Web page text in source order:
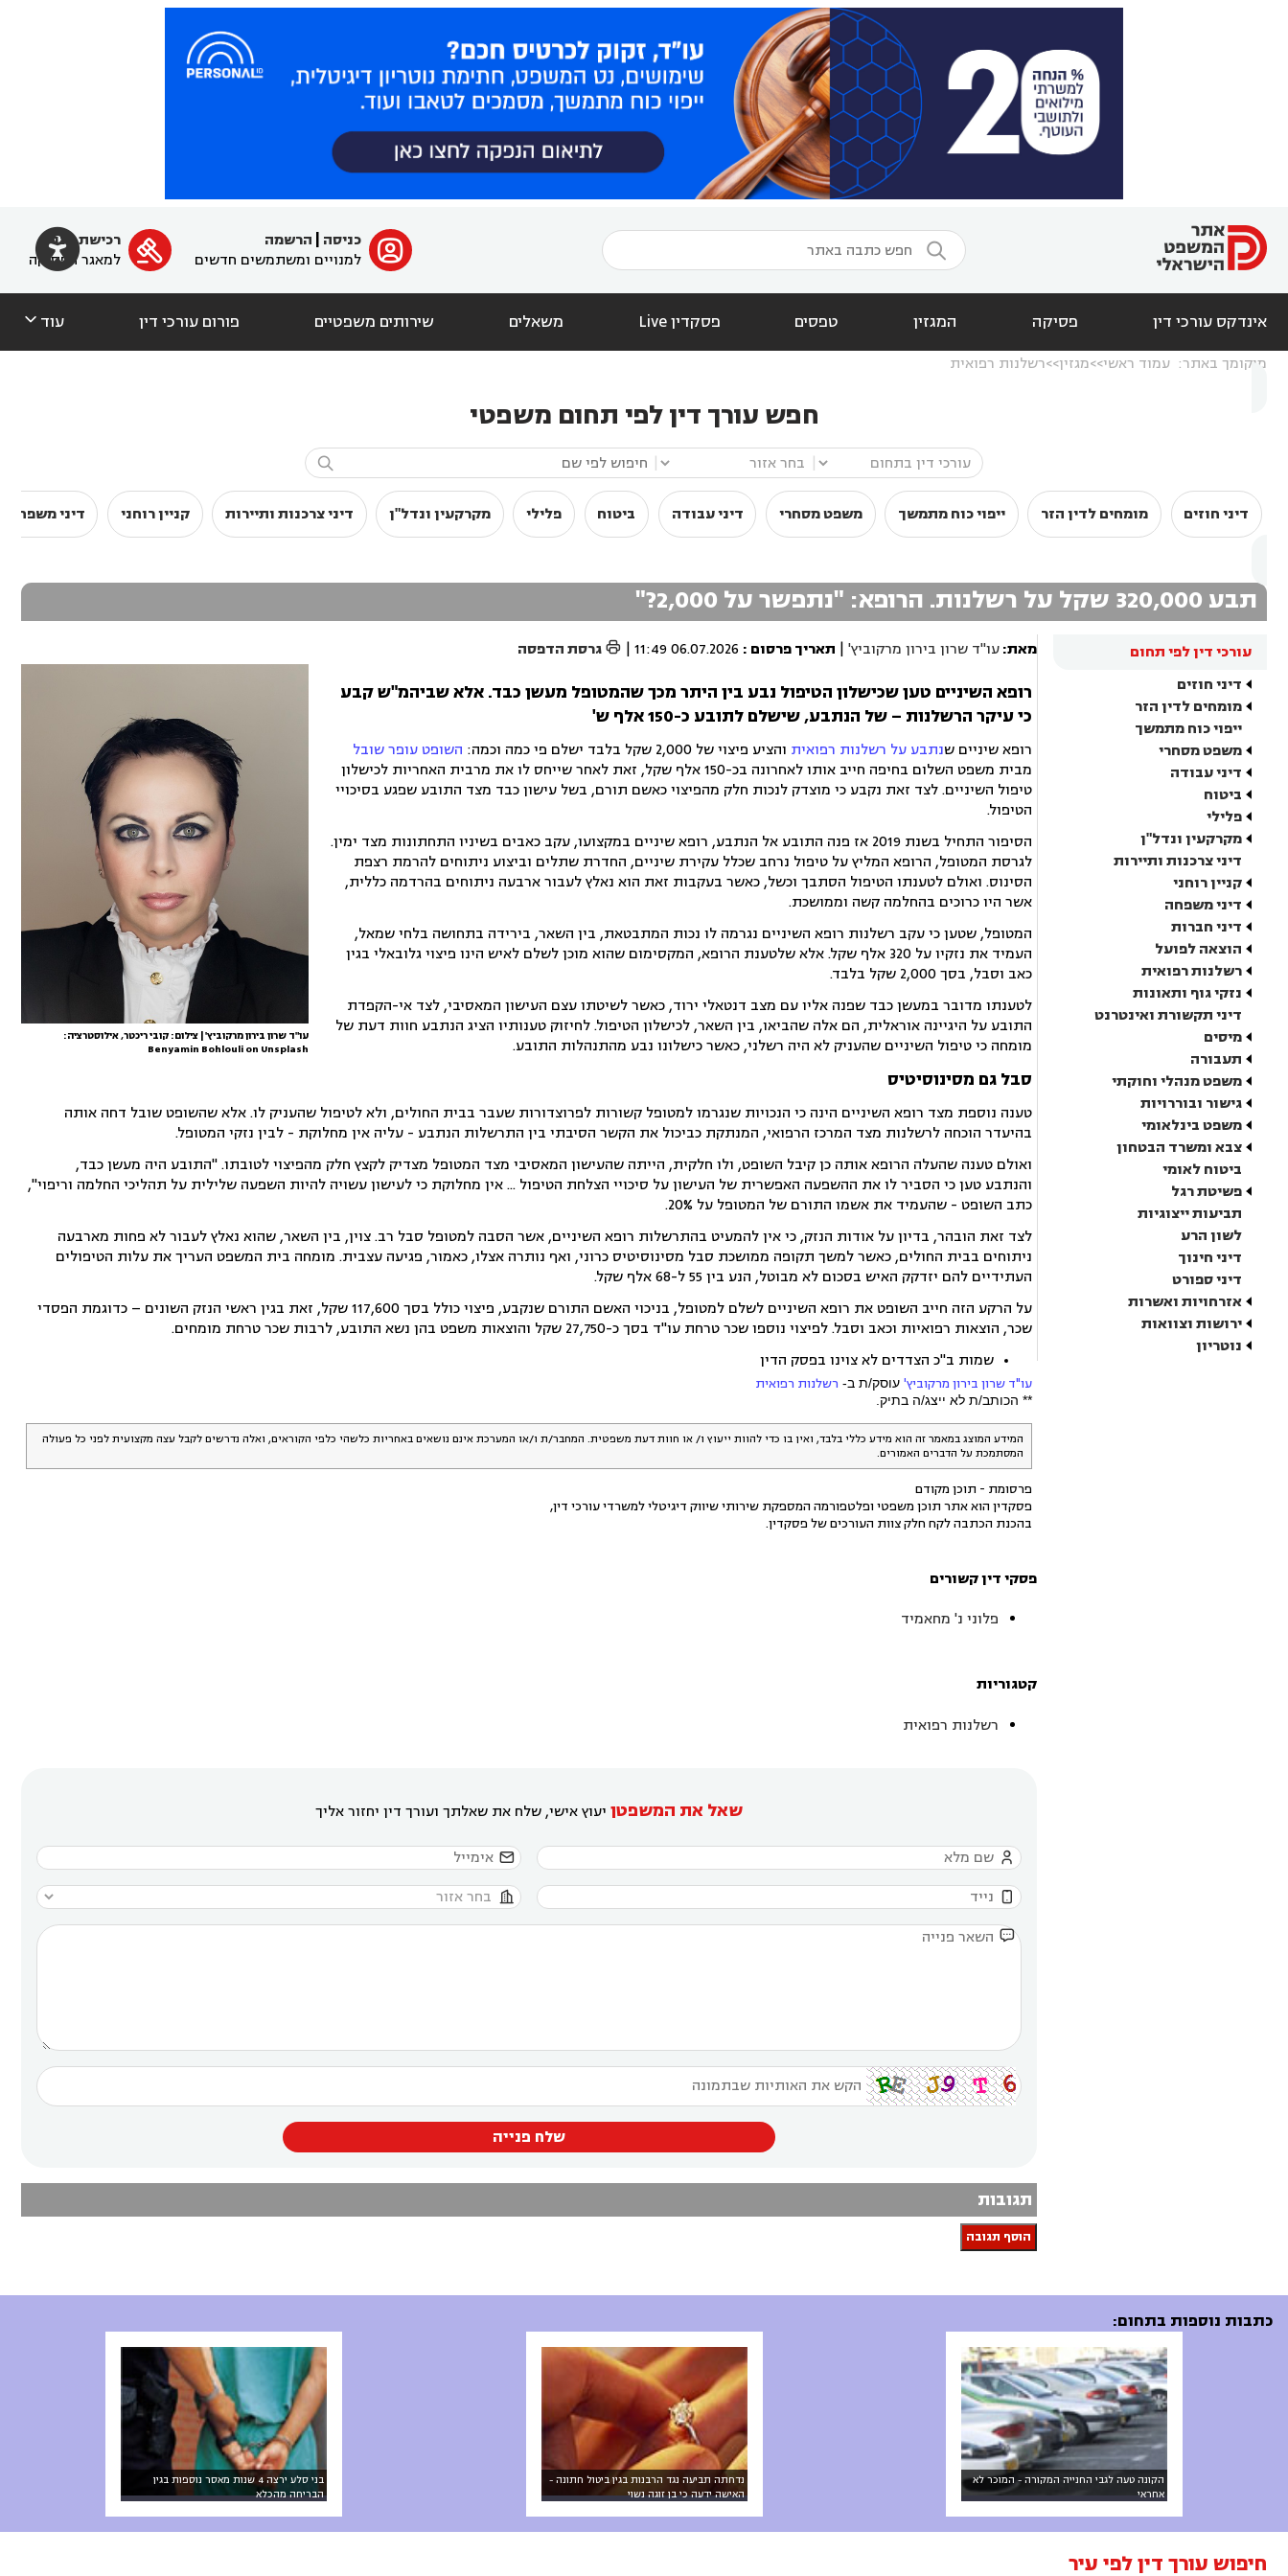
  ﱐ כניסה
הרשמה
למנויים ומשתמשים חדשים

רכישת מנוי
למאגר הפסיקה
אינדקס עורכי דין פסיקה המגזין טפסים פסקדין Live משאלים שירותים משפטיים פורום עורכי דין עוד 
מיקומך באתר: עמוד ראשי מגזין רשלנות רפואית
חפש עורך דין לפי תחום משפטי

דיני חוזים מומחים לדין הזר ייפוי כוח מתמשך משפט מסחרי דיני עבודה ביטוח פלילי מקרקעין ונדל"ן דיני צרכנות ותיירות קניין רוחני דיני משפחה
תבע 320,000 שקל על רשלנות. הרופא: "נתפשר על 2,000?"
עורכי דין לפי תחום
דיני חוזים
מומחים לדין הזר
ייפוי כוח מתמשך
משפט מסחרי
דיני עבודה
ביטוח
פלילי
מקרקעין ונדל"ן
דיני צרכנות ותיירות
קניין רוחני
דיני משפחה
דיני חברות
הוצאה לפועל
רשלנות רפואית
נזקי גוף ותאונות
דיני תקשורת ואינטרנט
מיסים
תעבורה
משפט מנהלי וחוקתי
גישור ובוררויות
משפט בינלאומי
צבא ומשרד הבטחון
ביטוח לאומי
פשיטת רגל
תביעות ייצוגיות
לשון הרע
דיני חינוך
דיני ספורט
אזרחויות ואשרות
ירושות וצוואות
נוטריון
מאת:עו"ד שרון בירון מרקוביץ' | תאריך פרסום :
06.07.2026 11:49
|
 גרסת הדפסה
עו"ד שרון בירון מרקוביץ' | צילום: קובי ריכטר, אילוסטרציה:
Benyamin Bohlouli on Unsplash
רופא השיניים טען שכישלון הטיפול נבע בין היתר מכך שהמטופל מעשן כבד. אלא שביהמ"ש קבע
כי עיקר הרשלנות – של הנתבע, שישלם לתובע כ-150 אלף ש'
רופא שיניים שנתבע על רשלנות רפואית והציע פיצוי של 2,000 שקל בלבד ישלם פי כמה וכמה:
השופט עופר שובל
מבית משפט השלום בחיפה חייב אותו לאחרונה בכ-150 אלף שקל, זאת לאחר שייחס לו את מרבית האחריות לכישלון
טיפול השיניים. לצד זאת נקבע כי מוצדק לנכות חלק מהפיצוי כאשם תורם, בשל עישון כבד מצד התובע שפגע בסיכויי
הטיפול.
הסיפור התחיל בשנת 2019 אז פנה התובע אל הנתבע, רופא שיניים במקצועו, עקב כאבים בשיניו התחתונות מצד ימין.
לגרסת המטופל, הרופא המליץ על טיפול נרחב שכלל עקירת שיניים, החדרת שתלים וביצוע ניתוחים להרמת רצפת
הסינוס. ואולם לטענתו הטיפול הסתבך וכשל, כאשר בעקבות זאת הוא נאלץ לעבור ארבעה ניתוחים בהרדמה כללית,
אשר היו כרוכים בהחלמה קשה וממושכת.
המטופל, שטען כי עקב רשלנות רופא השיניים נגרמה לו נכות המתבטאת, בין השאר, בירידה בתחושה בלחי שמאל,
העמיד את נזקיו על 320 אלף שקל. אלא שלטענת הרופא, המקסימום שהוא מוכן לשלם לאיש הינו פיצוי גלובאלי בגין
כאב וסבל, בסך 2,000 שקל בלבד.
לטענתו מדובר במעשן כבד שפנה אליו עם מצב דנטאלי ירוד, כאשר לשיטתו עצם העישון המאסיבי, לצד אי-הקפדת
התובע על היגיינה אוראלית, הם אלה שהביאו, בין השאר, לכישלון הטיפול. לחיזוק טענותיו הציג הנתבע חוות דעת של
מומחה כי טיפול השיניים שהעניק לא היה רשלני, כאשר כישלונו נבע מהתנהלות התובע.
סבל גם מסינוסיטיס
טענה נוספת מצד רופא השיניים הינה כי הנכויות שנגרמו למטופל קשורות לפרוצדורות שעבר בבית החולים, ולא לטיפול שהעניק לו. אלא שהשופט שובל דחה אותה
בהיעדר הוכחה לרשלנות מצד המרכז הרפואי, המנתקת כביכול את הקשר הסיבתי בין התרשלות הנתבע - עליה אין מחלוקת - לבין נזקי המטופל.
ואולם טענה שהעלה הרופא אותה כן קיבל השופט, ולו חלקית, הייתה שהעישון המאסיבי מצד המטופל מצדיק לקצץ חלק מהפיצוי לטובתו. "התובע היה מעשן כבד,
והנתבע טען כי הסביר לו את ההשפעה האפשרית של העישון על סיכויי הצלחת הטיפול ... אין מחלוקת כי לעישון עשויה להיות השפעה שלילית על תהליכי החלמה וריפוי",
כתב השופט - שהעמיד את אשמו התורם של המטופל על 20%.
לצד זאת הובהר, בדיון על אודות הנזק, כי אין להמעיט בהתרשלות רופא השיניים, אשר הסבה למטופל סבל רב. צוין, בין השאר, שהוא נאלץ לעבור לא פחות מארבעה
ניתוחים בבית החולים, כאשר למשך תקופה ממושכת סבל מסינוסיטיס כרוני, ואף נותרה אצלו, כאמור, פגיעה עצבית. מומחה בית המשפט העריך את עלות הטיפולים
העתידיים להם יזדקק האיש בסכום לא מבוטל, הנע בין 55 ל-68 אלף שקל.
על הרקע הזה חייב השופט את רופא השיניים לשלם למטופל, בניכוי האשם התורם שנקבע, פיצוי כולל בסך 117,600 שקל, זאת בגין ראשי הנזק השונים – כדוגמת הפסדי
שכר, הוצאות רפואיות וכאב וסבל. לפיצוי נוספו שכר טרחת עו"ד בסך כ-27,750 שקל והוצאות משפט בהן נשא התובע, לרבות שכר טרחת מומחים.
שמות ב"כ הצדדים לא צוינו בפסק הדין
עו"ד שרון בירון מרקוביץ' עוסק/ת ב- רשלנות רפואית
** הכותב/ת לא ייצג/ה בתיק.
המידע המוצג במאמר זה הוא מידע כללי בלבד, ואין בו כדי להוות ייעוץ ו/ או חוות דעת משפטית. המחבר/ת ו/או המערכת אינם נושאים באחריות כלשהי כלפי הקוראים, ואלה נדרשים לקבל עצה מקצועית לפני כל פעולה
המסתמכת על הדברים האמורים.
פרסומת - תוכן מקודם
פסקדין הוא אתר תוכן משפטי ופלטפורמה המספקת שירותי שיווק דיגיטלי למשרדי עורכי דין,
בהכנת הכתבה לקח חלק צוות העורכים של פסקדין.
פסקי דין קשורים
פלוני נ' מחאמיד
קטגוריות
רשלנות רפואית
שאל את המשפטן יעוץ אישי, שלח את שאלתך ועורך דין יחזור אליך





שלח פנייה
תגובות
הוסף תגובה
כתבות נוספות בתחום:
הקונה טעה לגבי החנייה המקורה - המוכר לא
אחראי
נדחתה תביעה נגד הרבנות בגין ביטול חתונה -
האישה ידעה כי בן זוגה נשוי
בני סלע ירצה 4 שנות מאסר נוספות בגין
הבריחה מהכלא
חיפוש עורך דין לפי עיר